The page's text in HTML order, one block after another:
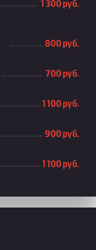
1 300 руб.
800 руб.
700 руб.
1 100 руб.
900 руб.
1 100 руб.